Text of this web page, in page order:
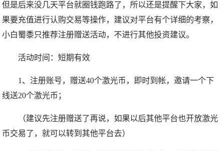
但是后来没几天平台就圈钱跑路了，所以还是提醒下大家，如
果要充值进行认购交易等操作，建议对平台有个详细的考察，
小白蜀黍只推荐注册赠送活动，不进行其他投资建议。
活动时间：短期有效
1、注册账号，赠送40个激光币，即时到帐，邀请一个下
线送20个激光币；
（建议先注册赠送了再说，如果以后其他平台也开放激光
币交易了，就可以转到其他平台去）